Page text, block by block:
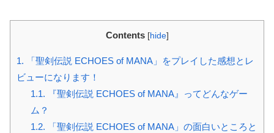
Contents [hide]
1. 「聖剣伝説 ECHOES of MANA」をプレイした感想とレ
ビューになります！
1.1. 『聖剣伝説 ECHOES of MANA』ってどんなゲー
ム？
1.2. 「聖剣伝説 ECHOES of MANA」の面白いところと